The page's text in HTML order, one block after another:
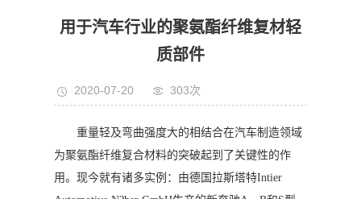
用于汽车行业的聚氨酯纤维复材轻
质部件
2020-07-20 303次
重量轻及弯曲强度大的相结合在汽车制造领域
为聚氨酯纤维复合材料的突破起到了关键性的作
用。现今就有诸多实例：由德国拉斯塔特Intier